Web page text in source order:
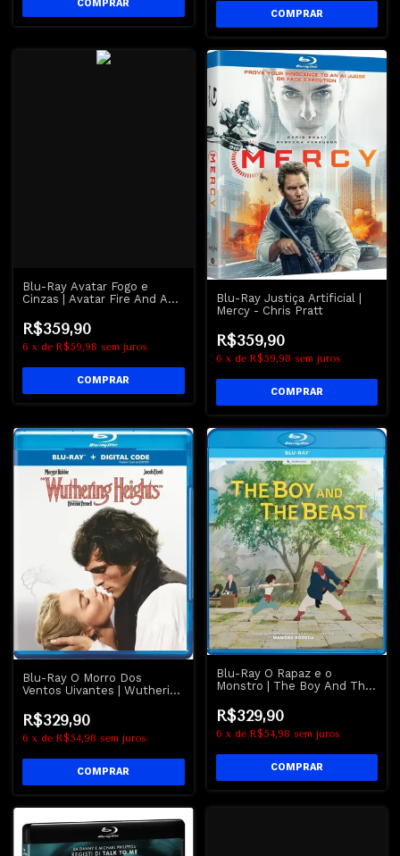
Blu-Ray Avatar Fogo e
Cinzas | Avatar Fire And Ash
R$359,90
6 x de R$59,98 sem juros
Blu-Ray Justiça Artificial |
Mercy - Chris Pratt
R$359,90
6 x de R$59,98 sem juros
Blu-Ray O Morro Dos
Ventos Uivantes | Wuthering
Jacob Elordi
R$329,90
6 x de R$54,98 sem juros
Blu-Ray O Rapaz e o
Monstro | The Boy And The
R$329,90
6 x de R$54,98 sem juros